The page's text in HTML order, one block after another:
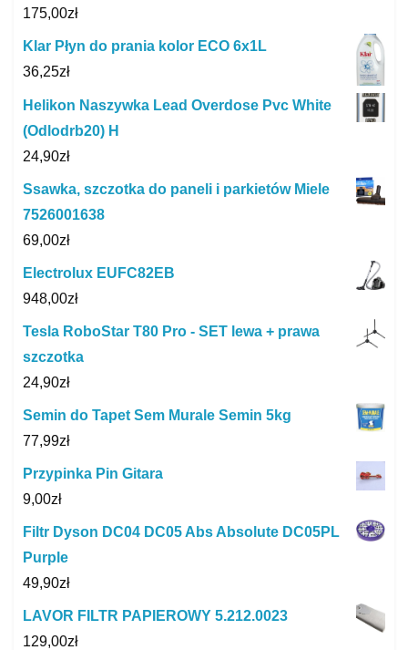
175,00zł
Klar Płyn do prania kolor ECO 6x1L
36,25zł
Helikon Naszywka Lead Overdose Pvc White
(Odlodrb20) H
24,90zł
Ssawka, szczotka do paneli i parkietów Miele
7526001638
69,00zł
Electrolux EUFC82EB
948,00zł
Tesla RoboStar T80 Pro - SET lewa + prawa
szczotka
24,90zł
Semin do Tapet Sem Murale Semin 5kg
77,99zł
Przypinka Pin Gitara
9,00zł
Filtr Dyson DC04 DC05 Abs Absolute DC05PL
Purple
49,90zł
LAVOR FILTR PAPIEROWY 5.212.0023
129,00zł